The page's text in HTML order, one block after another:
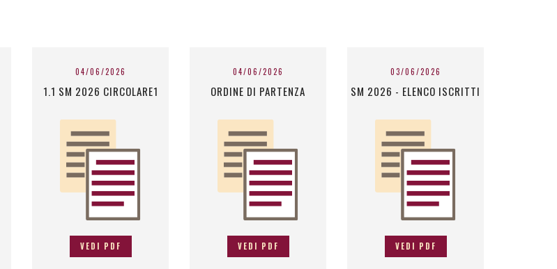
04/06/2026
1.1 SM 2026 CIRCOLARE1
VEDI PDF
04/06/2026
ORDINE DI PARTENZA
VEDI PDF
03/06/2026
SM 2026 - ELENCO ISCRITTI
VEDI PDF